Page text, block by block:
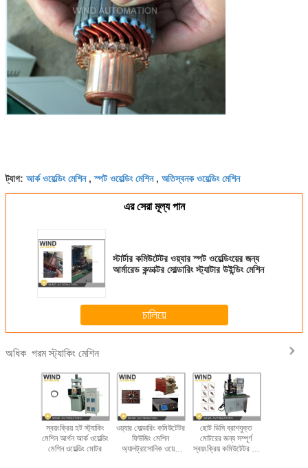
ট্যাগ: আর্ক ওয়েল্ডিং মেশিন,স্পট ওয়েল্ডিং মেশিন, অতিস্বনক ওয়েল্ডিং মেশিন
এর সেরা মূল্য পান
স্টার্টার কমিউটেটর ওয়্যার স্পট ওয়েল্ডিংয়ের জন্য
আর্মারেড কন্ডাক্টর সোল্ডারিং স্ট্যাটার উইন্ডিং মেশিন
চালিয়ে
অধিক গরম স্ট্যাকিং মেশিন
স্বয়ংক্রিয় হট স্ট্যাকিং
মেশিন আর্গন আর্ক ওয়েল্ডিং
মেশিন ওয়েল্ডিং মোটর
ওয়্যার সোল্ডারিং কমিউটেটর
ফিউজিং মেশিন
অ্যালট্রাসোনিক ওয়েভ
ছোট ডিসি ব্রাশযুক্ত
মোটরের জন্য সম্পূর্ণ
স্বয়ংক্রিয় কমিউটেটর বার